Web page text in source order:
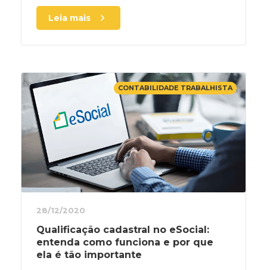
Leia mais
CONTABILIDADE TRABALHISTA
28/12/2020
Qualificação cadastral no eSocial:
entenda como funciona e por que
ela é tão importante